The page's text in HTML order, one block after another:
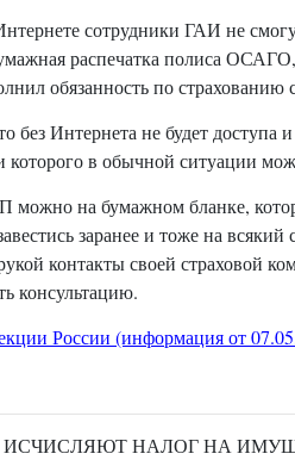
сотрудники ГАИ не
распечатка полиса
обязанность по страхованию
без Интернета не будет
которого в обычной ситуации
на бумажном бланке,
заранее и тоже на всякий
контакты своей страховой
консультацию.
России (информация от
НАЛОГ НА